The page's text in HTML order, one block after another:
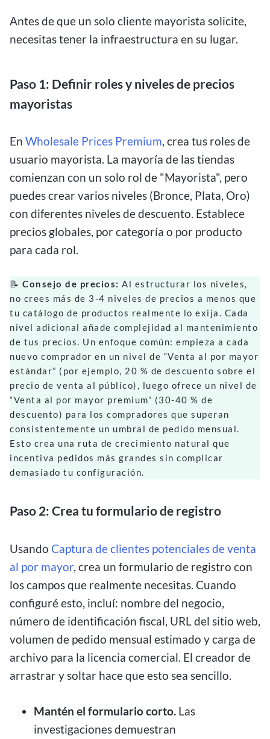
Antes de que un solo cliente mayorista solicite,
necesitas tener la infraestructura en su lugar.
Paso 1: Definir roles y niveles de precios
mayoristas
En Wholesale Prices Premium, crea tus roles de
usuario mayorista. La mayoría de las tiendas
comienzan con un solo rol de "Mayorista", pero
puedes crear varios niveles (Bronce, Plata, Oro)
con diferentes niveles de descuento. Establece
precios globales, por categoría o por producto
para cada rol.
📝 Consejo de precios: Al estructurar los niveles,
no crees más de 3-4 niveles de precios a menos que
tu catálogo de productos realmente lo exija. Cada
nivel adicional añade complejidad al mantenimiento
de tus precios. Un enfoque común: empieza a cada
nuevo comprador en un nivel de “Venta al por mayor
estándar” (por ejemplo, 20 % de descuento sobre el
precio de venta al público), luego ofrece un nivel de
“Venta al por mayor premium” (30-40 % de
descuento) para los compradores que superan
consistentemente un umbral de pedido mensual.
Esto crea una ruta de crecimiento natural que
incentiva pedidos más grandes sin complicar
demasiado tu configuración.
Paso 2: Crea tu formulario de registro
Usando Captura de clientes potenciales de venta
al por mayor, crea un formulario de registro con
los campos que realmente necesitas. Cuando
configuré esto, incluí: nombre del negocio,
número de identificación fiscal, URL del sitio web,
volumen de pedido mensual estimado y carga de
archivo para la licencia comercial. El creador de
arrastrar y soltar hace que esto sea sencillo.
Mantén el formulario corto. Las
investigaciones demuestran